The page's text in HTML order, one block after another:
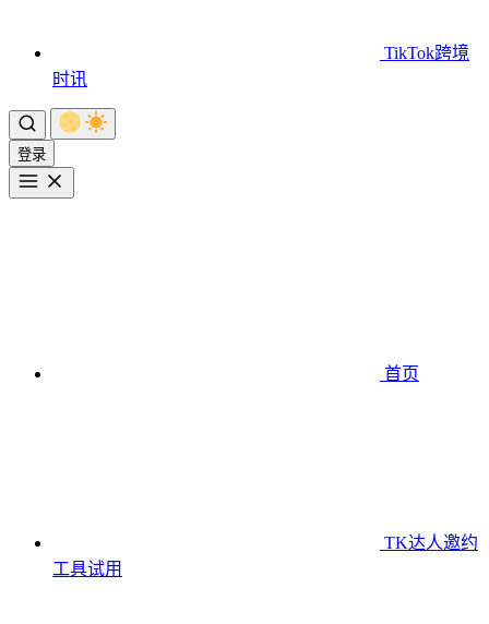
TikTok跨境
时讯
登录
首页
TK达人邀约
工具试用